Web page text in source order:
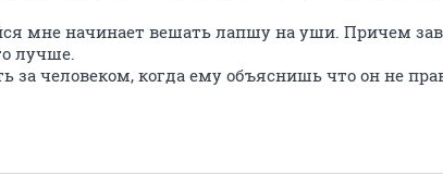
мне начинает вешать лапшу на уши. Причем
лучше.
за человеком, когда ему объяснишь что он не